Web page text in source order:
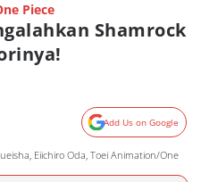
Piece
Shamrock
Add Us on Google
Eiichiro Oda, Toei Animation/One